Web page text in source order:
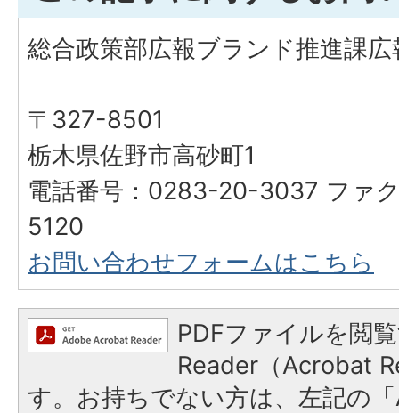
総合政策部広報ブランド推進課
〒327-8501
栃木県佐野市高砂町1
電話番号：0283-20-3037 ファ
5120
お問い合わせフォームはこちら
PDFファイルを閲
Reader（Acrobat
す。お持ちでない方は、左記の